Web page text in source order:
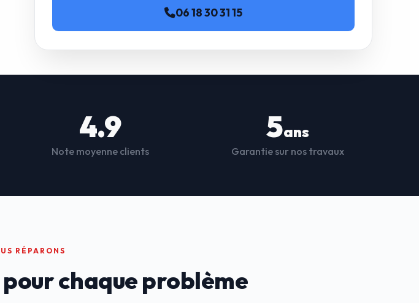
06 18 30 31 15
4.9
Note moyenne clients
5ans
Garantie sur nos travaux
RÉPARONS
chaque problème